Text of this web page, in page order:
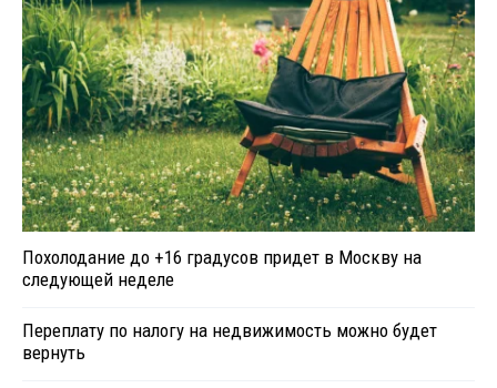
Похолодание до +16 градусов придет в Москву на
следующей неделе
Переплату по налогу на недвижимость можно будет
вернуть